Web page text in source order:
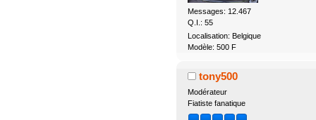
Messages: 12.467
Q.I.: 55
Localisation: Belgique
Modèle: 500 F
tony500
Modérateur
Fiatiste fanatique